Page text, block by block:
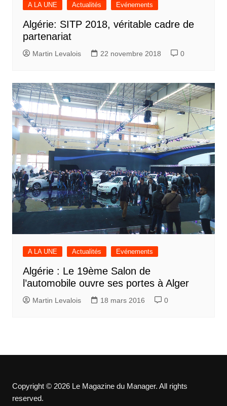
A LA UNE Actualités Evénements
Algérie: SITP 2018, véritable cadre de
partenariat
Martin Levalois 22 novembre 2018 0
A LA UNE Actualités Evénements
Algérie : Le 19ème Salon de
l’automobile ouvre ses portes à Alger
Martin Levalois 18 mars 2016 0
Copyright © 2026 Le Magazine du Manager. All rights
reserved.